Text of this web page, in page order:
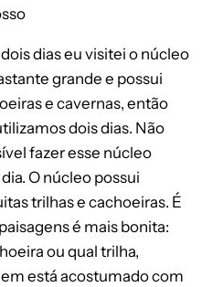
dias eu visitei o núcleo
grande e possui
e cavernas, então
dois dias. Não
fazer esse núcleo
O núcleo possui
trilhas e cachoeiras. É
é mais bonita:
ou qual trilha,
está acostumado com